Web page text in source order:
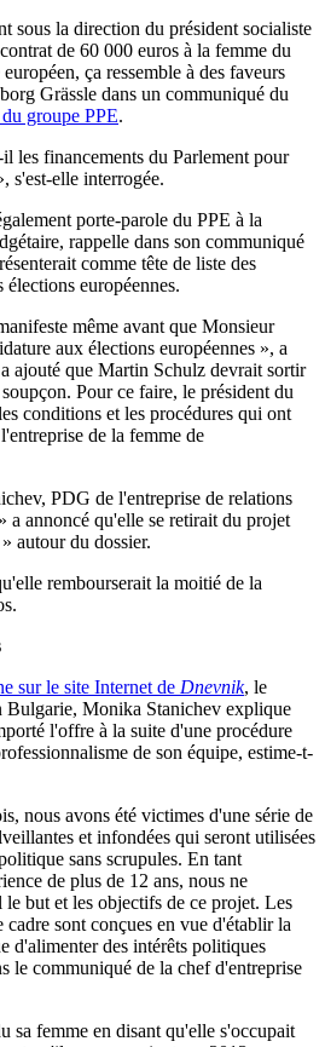
sous la direction du président socialiste
de 60 000 euros à la femme du
ça ressemble à des faveurs
Grässle dans un communiqué du
groupe PPE.
les financements du Parlement pour
s'est-elle interrogée.
porte-parole du PPE à la
rappelle dans son communiqué
comme tête de liste des
européennes.
même avant que Monsieur
aux élections européennes », a
ajouté que Martin Schulz devrait sortir
Pour ce faire, le président du
conditions et les procédures qui ont
de la femme de
PDG de l'entreprise de relations
annoncé qu'elle se retirait du projet
autour du dossier.
rembourserait la moitié de la
sur le site Internet de Dnevnik, le
Bulgarie, Monika Stanichev explique
l'offre à la suite d'une procédure
de son équipe, estime-t-
nous avons été victimes d'une série de
et infondées qui seront utilisées
sans scrupules. En tant
de plus de 12 ans, nous ne
but et les objectifs de ce projet. Les
cadre sont conçues en vue d'établir la
d'alimenter des intérêts politiques
le communiqué de la chef d'entreprise
sa femme en disant qu'elle s'occupait